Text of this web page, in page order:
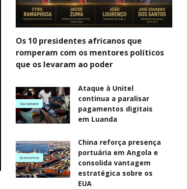
Os 10 presidentes africanos que
romperam com os mentores políticos
que os levaram ao poder
Sociedade
Ataque à Unitel
continua a paralisar
pagamentos digitais
em Luanda
Economia
China reforça presença
portuária em Angola e
consolida vantagem
estratégica sobre os
EUA